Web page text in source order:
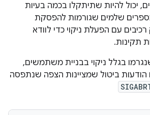
יכול להיות שתיתקלו בכמה בעיות
שלמים שגורמות להפסקת
עם הפעלת ניקוי כדי לוודא
תקינות.
בגלל ניקוי בבניית משתמשים,
ביטול שמציינות הצפה שנתפסה